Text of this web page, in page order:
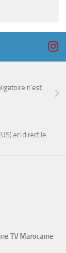
n’est
en direct le
TV Marocaine